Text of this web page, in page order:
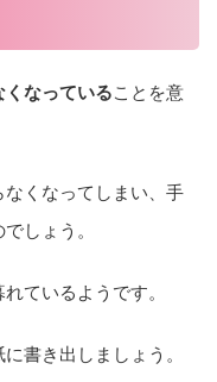
なっていることを意
くなってしまい、手
しょう。
ているようです。
書き出しましょう。